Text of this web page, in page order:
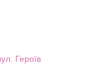
Героїв